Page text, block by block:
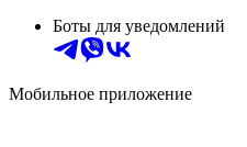
Боты для уведомлений
Мобильное приложение